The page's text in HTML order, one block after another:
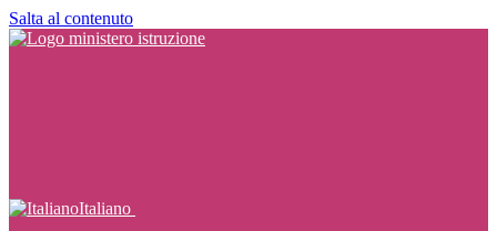
Salta al contenuto
Italiano